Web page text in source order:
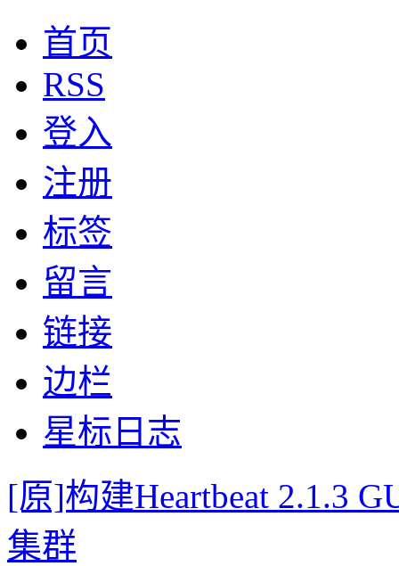
首页
RSS
登入
注册
标签
留言
链接
边栏
星标日志
[原]构建Heartbeat 2.1.3
集群